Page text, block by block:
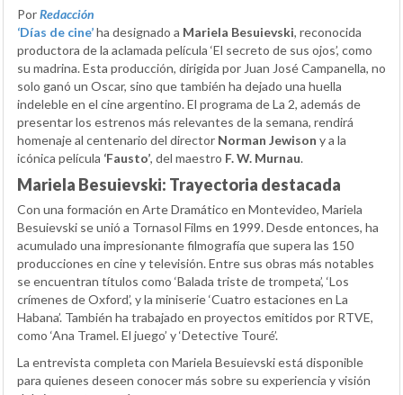
PorRedacción
‘Días de cine’ha designado a Mariela Besuievski, reconocida
productora de la aclamada película ‘El secreto de sus ojos’, como
su madrina. Esta producción, dirigida por Juan José Campanella, no
solo ganó un Oscar, sino que también ha dejado una huella
indeleble en el cine argentino. El programa de La 2, además de
presentar los estrenos más relevantes de la semana, rendirá
homenaje al centenario del director Norman Jewison y a la
icónica película ‘Fausto’, del maestro F. W. Murnau.
Mariela Besuievski: Trayectoria destacada
Con una formación en Arte Dramático en Montevideo, Mariela
Besuievski se unió a Tornasol Films en 1999. Desde entonces, ha
acumulado una impresionante filmografía que supera las 150
producciones en cine y televisión. Entre sus obras más notables
se encuentran títulos como ‘Balada triste de trompeta’, ‘Los
crímenes de Oxford’, y la miniserie ‘Cuatro estaciones en La
Habana’. También ha trabajado en proyectos emitidos por RTVE,
como ‘Ana Tramel. El juego’ y ‘Detective Touré’.
La entrevista completa con Mariela Besuievski está disponible
para quienes deseen conocer más sobre su experiencia y visión